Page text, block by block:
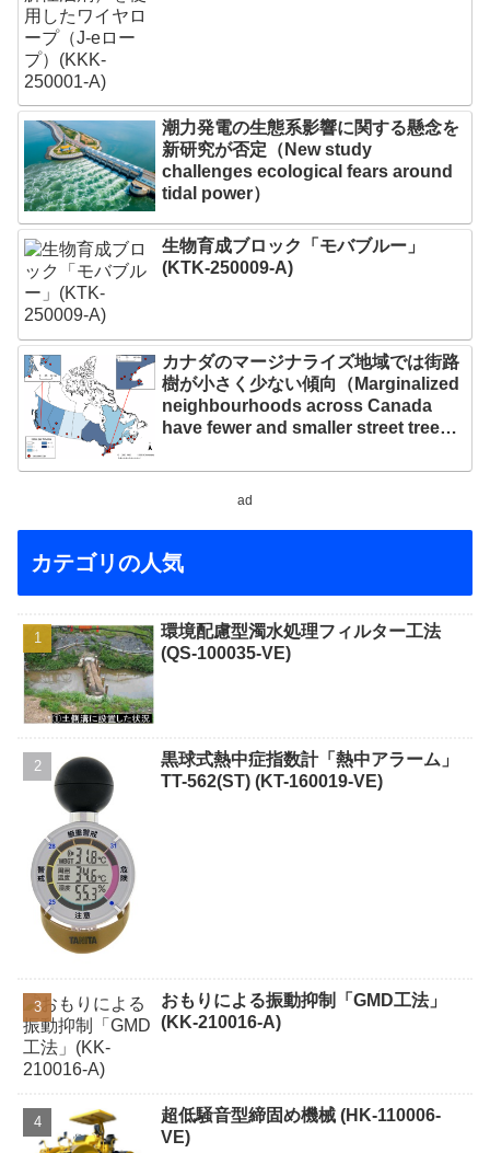
潮力発電の生態系影響に関する懸念を
新研究が否定（New study
challenges ecological fears around
tidal power）
生物育成ブロック「モバブルー」
(KTK-250009-A)
カナダのマージナライズ地域では街路
樹が小さく少ない傾向（Marginalized
neighbourhoods across Canada
have fewer and smaller street trees:
ad
カテゴリの人気
環境配慮型濁水処理フィルター工法
(QS-100035-VE)
黒球式熱中症指数計「熱中アラーム」
TT-562(ST) (KT-160019-VE)
おもりによる振動抑制「GMD工法」
(KK-210016-A)
超低騒音型締固め機械 (HK-110006-
VE)